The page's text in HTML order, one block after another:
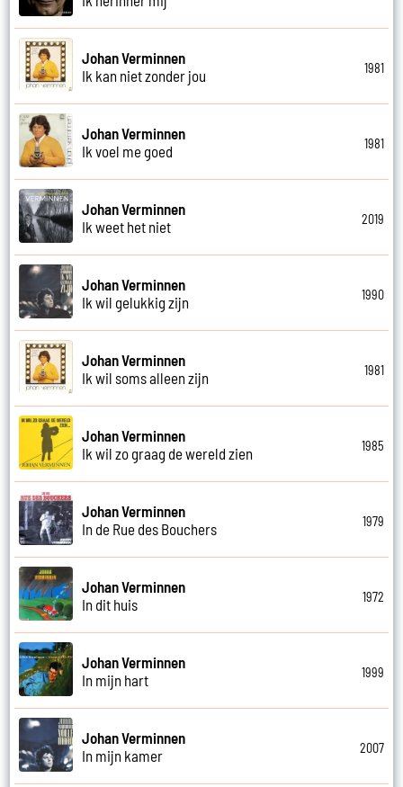
Johan Verminnen
Ik kan niet zonder jou
1981
Johan Verminnen
Ik voel me goed
1981
Johan Verminnen
Ik weet het niet
2019
Johan Verminnen
Ik wil gelukkig zijn
1990
Johan Verminnen
Ik wil soms alleen zijn
1981
Johan Verminnen
Ik wil zo graag de wereld zien
1985
Johan Verminnen
In de Rue des Bouchers
1979
Johan Verminnen
In dit huis
1972
Johan Verminnen
In mijn hart
1999
Johan Verminnen
In mijn kamer
2007